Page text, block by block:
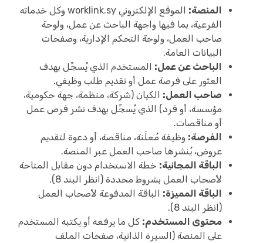
المنصة:
الموقع الإلكتروني worklink.sy وكل خدماته
الفرعية، بما فيها واجهة الباحث عن عمل، ولوحة
صاحب العمل، ولوحة التحكم الإدارية، وصفحات
البيانات العامة.
الباحث عن عمل: المستخدم الذي يُسجِّل بهدف
العثور على فرصة عمل أو تقديم طلب وظيفي.
صاحب العمل: الكيان (شركة، منظمة، جهة حكومية،
مؤسسة، أو فرد) الذي يُسجِّل بهدف نشر فرص عمل
أو مناقصات.
الفرصة: وظيفة مُعلَنة، مناقصة، أو دعوة لتقديم
عروض، يُنشرها صاحب العمل عبر المنصة.
الباقة المجانية: خطة الاستخدام دون مقابل المتاحة
لأصحاب العمل بشروط محددة (انظر البند 8).
الباقة المميزة: الباقة المدفوعة لأصحاب العمل
(انظر البند 8).
محتوى المستخدم: كل ما يرفعه أو يكتبه المستخدم
على المنصة (السيرة الذاتية، صفحات الملف